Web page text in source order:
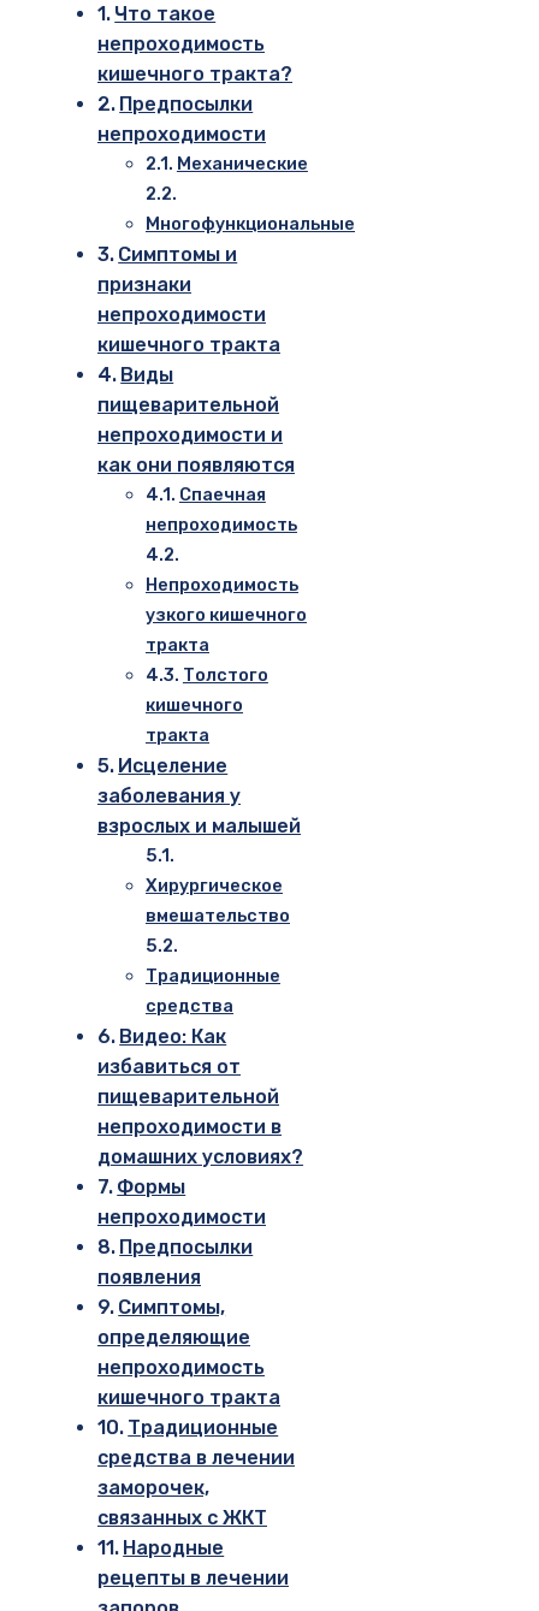
Что такое
непроходимость
кишечного тракта?
Предпосылки
непроходимости
Механические
Многофункциональные
Симптомы и
признаки
непроходимости
кишечного тракта
Виды
пищеварительной
непроходимости и
как они появляются
Спаечная
непроходимость
Непроходимость
узкого кишечного
тракта
Толстого
кишечного
тракта
Исцеление
заболевания у
взрослых и малышей
Хирургическое
вмешательство
Традиционные
средства
Видео: Как
избавиться от
пищеварительной
непроходимости в
домашних условиях?
Формы
непроходимости
Предпосылки
появления
Симптомы,
определяющие
непроходимость
кишечного тракта
Традиционные
средства в лечении
заморочек,
связанных с ЖКТ
Народные
рецепты в лечении